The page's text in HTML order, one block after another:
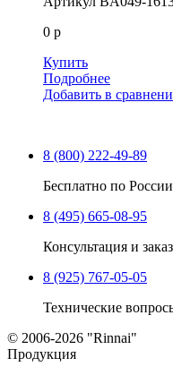
0 р
Купить
Подробнее
Добавить в
8 (800) 222-49-89
Бесплатно по России
8 (495) 665-08-95
Консультация и заказ
8 (925) 767-05-05
Технические
© 2006-2026 "Rinnai"
Продукция